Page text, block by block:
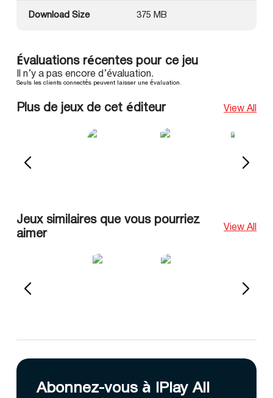
Download Size 375 MB
Évaluations récentes pour ce jeu
Il n’y a pas encore d’évaluation.
Seuls les clients connectés peuvent laisser une évaluation.
Plus de jeux de cet éditeur View All
Jeux similaires que vous pourriez
aimer
View All
Abonnez-vous à IPlay All